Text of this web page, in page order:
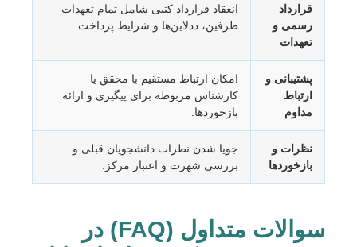
قرارداد
رسمی و
تعهدات
انعقاد قرارداد کتبی شامل تمام تعهدات
طرفین، ددلاین‌ها و شرایط پرداخت.
پشتیبانی و
ارتباط
مداوم
امکان ارتباط مستقیم با محقق یا
کارشناس مربوطه برای پیگیری و ارائه
بازخوردها.
نظرات و
بازخوردها
جویا شدن نظرات دانشجویان قبلی و
بررسی شهرت و اعتبار مرکز.
سوالات متداول (FAQ) در